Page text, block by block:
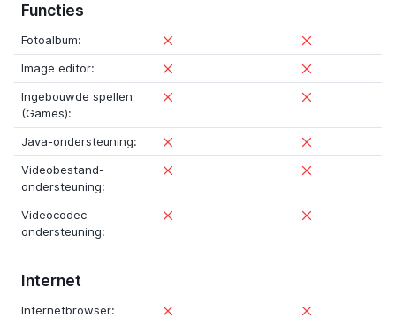
Functies
Fotoalbum:
Image editor:
Ingebouwde spellen
(Games):
Java-ondersteuning:
Videobestand-
ondersteuning:
Videocodec-
ondersteuning:
Internet
Internetbrowser: